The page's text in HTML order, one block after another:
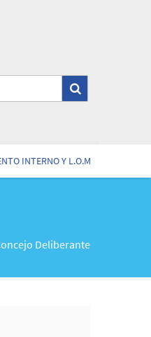
INTERNO Y L.O.M
Deliberante